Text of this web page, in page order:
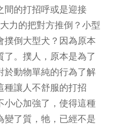
間的打招呼或是迎接
力的把對方推倒？小型
撲倒大型犬？因為原本
了。撲人，原本是為了
於動物單純的行為了解
種讓人不舒服的打招
小心加強了，使得這種
變了質，牠，已經不是